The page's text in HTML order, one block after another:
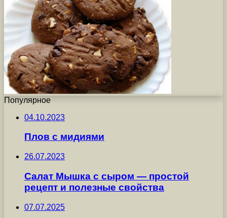
Популярное
04.10.2023
Плов с мидиями
26.07.2023
Салат Мышка с сыром — простой
рецепт и полезные свойства
07.07.2025